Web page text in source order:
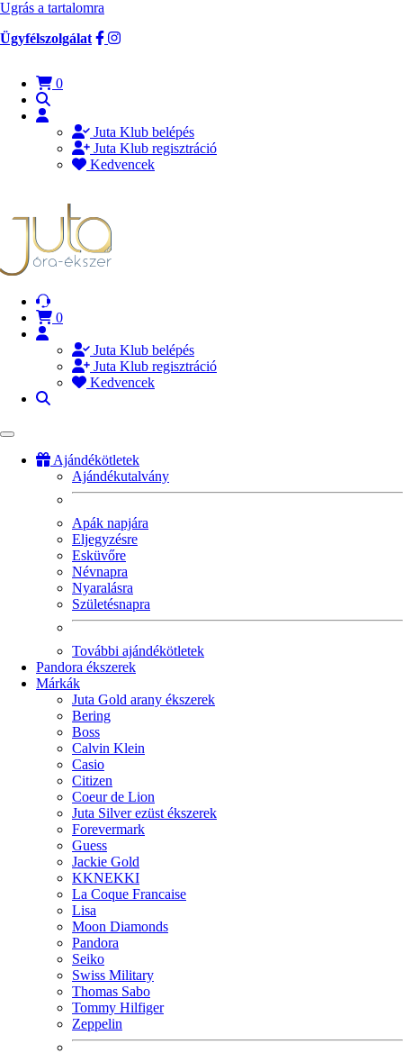
Ugrás a tartalomra
Ügyfélszolgálat
0
Juta Klub belépés
Juta Klub regisztráció
Kedvencek
0
Juta Klub belépés
Juta Klub regisztráció
Kedvencek
Ajándékötletek
Ajándékutalvány
Apák napjára
Eljegyzésre
Esküvőre
Névnapra
Nyaralásra
Születésnapra
További ajándékötletek
Pandora ékszerek
Márkák
Juta Gold arany ékszerek
Bering
Boss
Calvin Klein
Casio
Citizen
Coeur de Lion
Juta Silver ezüst ékszerek
Forevermark
Guess
Jackie Gold
KKNEKKI
La Coque Francaise
Lisa
Moon Diamonds
Pandora
Seiko
Swiss Military
Thomas Sabo
Tommy Hilfiger
Zeppelin